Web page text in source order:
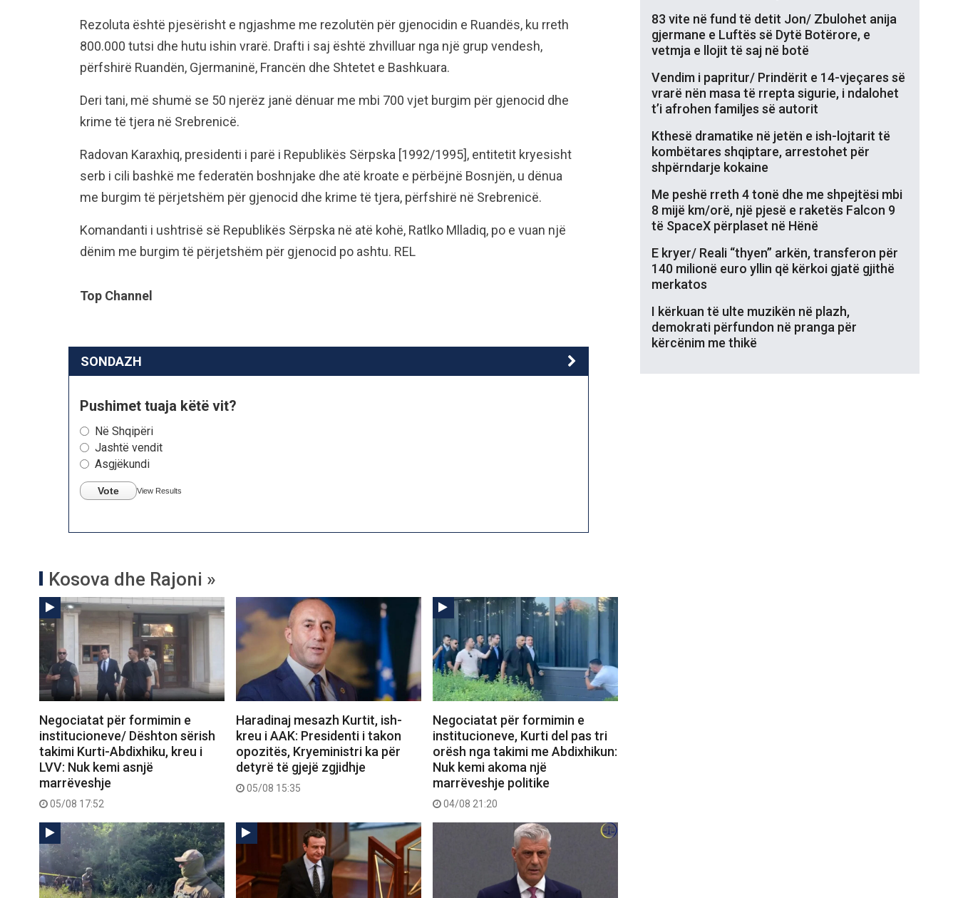
Rezoluta është pjesërisht e ngjashme me rezolutën për gjenocidin e Ruandës, ku rreth
800.000 tutsi dhe hutu ishin vrarë. Drafti i saj është zhvilluar nga një grup vendesh,
përfshirë Ruandën, Gjermaninë, Francën dhe Shtetet e Bashkuara.
Deri tani, më shumë se 50 njerëz janë dënuar me mbi 700 vjet burgim për gjenocid dhe
krime të tjera në Srebrenicë.
Radovan Karaxhiq, presidenti i parë i Republikës Sërpska [1992/1995], entitetit kryesisht
serb i cili bashkë me federatën boshnjake dhe atë kroate e përbëjnë Bosnjën, u dënua
me burgim të përjetshëm për gjenocid dhe krime të tjera, përfshirë në Srebrenicë.
Komandanti i ushtrisë së Republikës Sërpska në atë kohë, Ratlko Mlladiq, po e vuan një
dënim me burgim të përjetshëm për gjenocid po ashtu. REL
Top Channel
SONDAZH
Pushimet tuaja këtë vit?
Në Shqipëri
Jashtë vendit
Asgjëkundi
Vote View Results
Kosova dhe Rajoni »
Negociatat për formimin e
institucioneve/ Dështon sërish
takimi Kurti-Abdixhiku, kreu i
LVV: Nuk kemi asnjë
marrëveshje
05/08 17:52
Haradinaj mesazh Kurtit, ish-
kreu i AAK: Presidenti i takon
opozitës, Kryeministri ka për
detyrë të gjejë zgjidhje
05/08 15:35
Negociatat për formimin e
institucioneve, Kurti del pas tri
orësh nga takimi me Abdixhikun:
Nuk kemi akoma një
marrëveshje politike
04/08 21:20
83 vite në fund të detit Jon/ Zbulohet anija
gjermane e Luftës së Dytë Botërore, e
vetmja e llojit të saj në botë
Vendim i papritur/ Prindërit e 14-vjeçares së
vrarë nën masa të rrepta sigurie, i ndalohet
t’i afrohen familjes së autorit
Kthesë dramatike në jetën e ish-lojtarit të
kombëtares shqiptare, arrestohet për
shpërndarje kokaine
Me peshë rreth 4 tonë dhe me shpejtësi mbi
8 mijë km/orë, një pjesë e raketës Falcon 9
të SpaceX përplaset në Hënë
E kryer/ Reali “thyen” arkën, transferon për
140 milionë euro yllin që kërkoi gjatë gjithë
merkatos
I kërkuan të ulte muzikën në plazh,
demokrati përfundon në pranga për
kërcënim me thikë